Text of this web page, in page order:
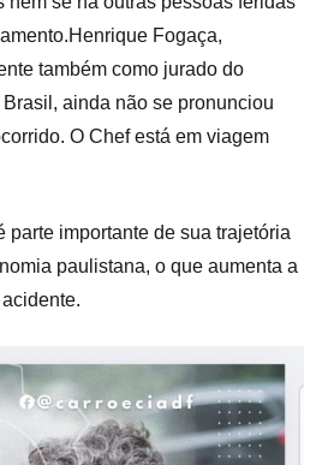
Fogaça,
também como jurado do
ainda não se pronunciou
O Chef está em viagem
parte importante de sua trajetória
paulistana, o que aumenta a